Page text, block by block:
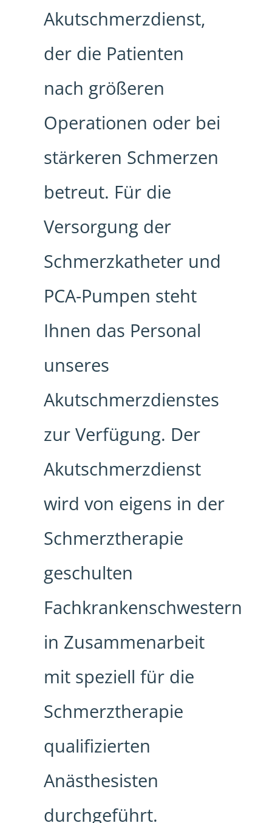
Akutschmerzdienst,
der die Patienten
nach größeren
Operationen oder bei
stärkeren Schmerzen
betreut. Für die
Versorgung der
Schmerzkatheter und
PCA-Pumpen steht
Ihnen das Personal
unseres
Akutschmerzdienstes
zur Verfügung. Der
Akutschmerzdienst
wird von eigens in der
Schmerztherapie
geschulten
Fachkrankenschwestern
in Zusammenarbeit
mit speziell für die
Schmerztherapie
qualifizierten
Anästhesisten
durchgeführt.